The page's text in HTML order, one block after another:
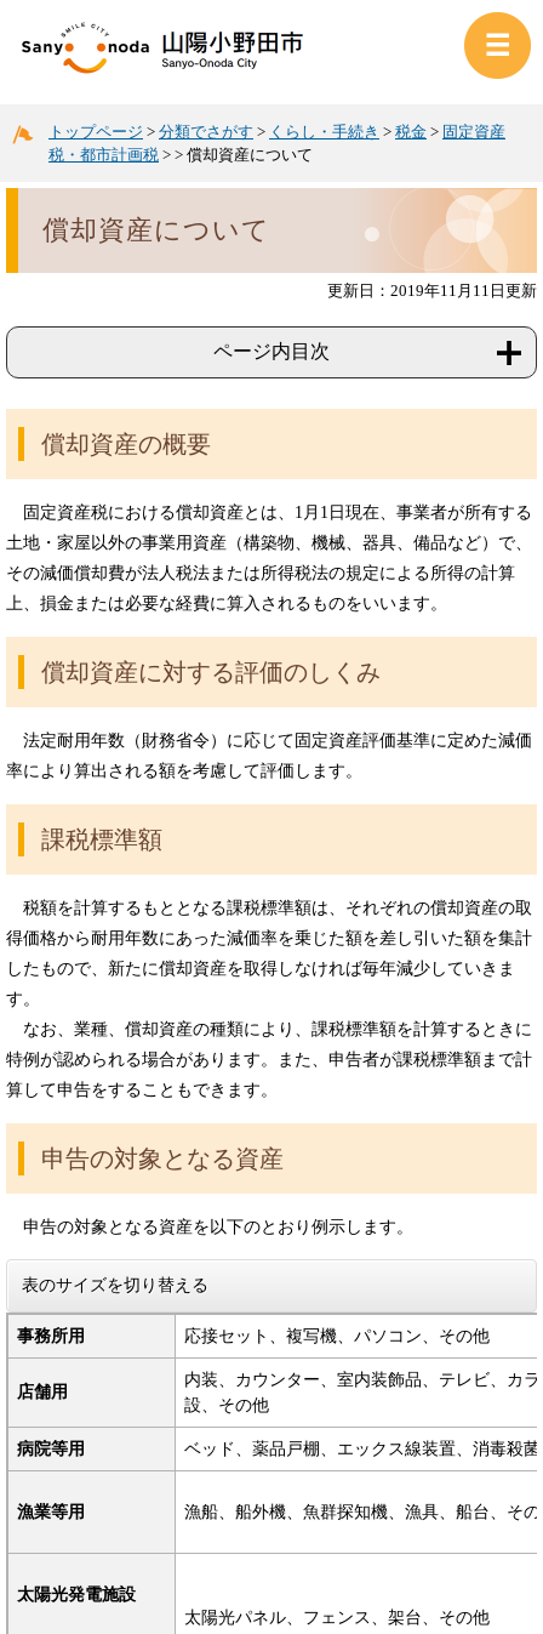
トップページ > 分類でさがす > くらし・手続き > 税金 > 固定資産
税・都市計画税 > > 償却資産について
償却資産について
更新日：2019年11月11日更新
ページ内目次
償却資産の概要
固定資産税における償却資産とは、1月1日現在、事業者が所有する
土地・家屋以外の事業用資産（構築物、機械、器具、備品など）で、
その減価償却費が法人税法または所得税法の規定による所得の計算
上、損金または必要な経費に算入されるものをいいます。
償却資産に対する評価のしくみ
法定耐用年数（財務省令）に応じて固定資産評価基準に定めた減価
率により算出される額を考慮して評価します。
課税標準額
税額を計算するもととなる課税標準額は、それぞれの償却資産の取
得価格から耐用年数にあった減価率を乗じた額を差し引いた額を集計
したもので、新たに償却資産を取得しなければ毎年減少していきま
す。
なお、業種、償却資産の種類により、課税標準額を計算するときに
特例が認められる場合があります。また、申告者が課税標準額まで計
算して申告をすることもできます。
申告の対象となる資産
申告の対象となる資産を以下のとおり例示します。
表のサイズを切り替える
事務所用 応接セット、複写機、パソコン、その他
店舗用
内装、カウンター、室内装飾品、テレビ、カ
設、その他
病院等用 ベッド、薬品戸棚、エックス線装置、消毒殺
漁業等用 漁船、船外機、魚群探知機、漁具、船台、そ
太陽光発電施設
太陽光パネル、フェンス、架台、その他